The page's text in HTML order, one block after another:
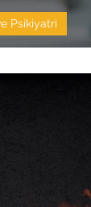
Psikiyatri